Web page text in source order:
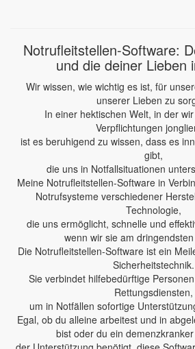
Notrufleitstellen-Software:
und die deiner Lieben
Wir wissen, wie wichtig es ist, für
unserer Lieben zu
In einer hektischen Welt, in der
Verpflichtungen
ist es beruhigend zu wissen, dass es
gibt,
die uns in Notfallsituationen
Meine Notrufleitstellen-Software in
Notrufsysteme verschiedener
Technologie,
die uns ermöglicht, schnelle und
wenn wir sie am
Die Notrufleitstellen-Software ist ein
Sicherheitstechnik.
Sie verbindet hilfebedürftige
Rettungsdiensten,
um in Notfällen sofortige
Egal, ob du alleine arbeitest und in
bist oder du ein